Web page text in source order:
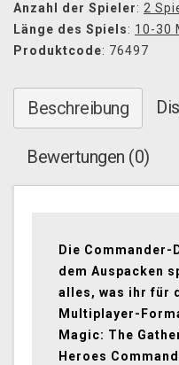
Anzahl der Spieler: 2
Länge des Spiels: 10-30
Produktcode: 76497
Beschreibung
Bewertungen (0)
Die
dem Auspacken
alles, was ihr für
Multiplayer-
Magic: The
Heroes